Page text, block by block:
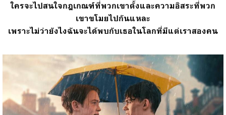
ใครจะไปสนใจกฎเกณฑ์ที่พวกเขาตั้งและความอิสระที่พวก
เขาขโมยไปกันแหละ
เพราะไม่ว่ายังไงฉันจะได้พบกับเธอในโลกที่มีแต่เราสองคน